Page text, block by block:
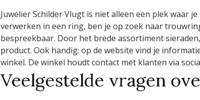
Juwelier Schilder Vlugt is niet alleen een plek waar
verwerken in een ring, ben je op zoek naar
bespreekbaar. Door het brede assortiment
product. Ook handig: op de website vind je
winkel. De winkel houdt contact met klanten via
Veelgestelde vragen